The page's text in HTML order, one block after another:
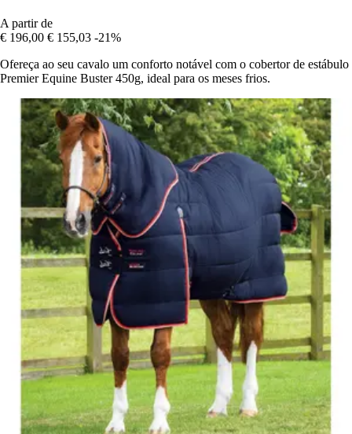
A partir de
€ 196,00 € 155,03 -21%
Ofereça ao seu cavalo um conforto notável com o cobertor de estábulo
Premier Equine Buster 450g, ideal para os meses frios.